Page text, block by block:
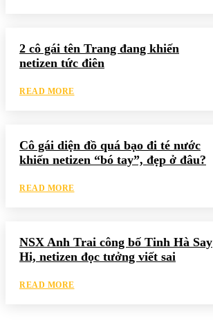
2 cô gái tên Trang đang khiến
netizen tức điên
READ MORE
Cô gái diện đồ quá bạo đi té nước
khiến netizen “bó tay”, đẹp ở đâu?
READ MORE
NSX Anh Trai công bố Tinh Hà Say
Hi, netizen đọc tưởng viết sai
READ MORE